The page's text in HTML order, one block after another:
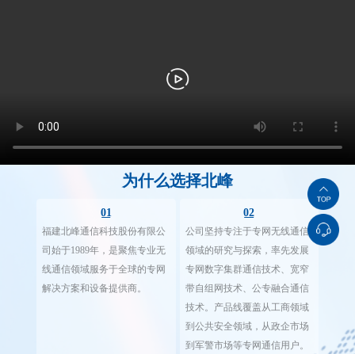
为什么选择北峰
01
福建北峰通信科技股份有限公
司始于1989年，是聚焦专业无
线通信领域服务于全球的专网
解决方案和设备提供商。
02
公司坚持专注于专网无线通信
领域的研究与探索，率先发展
专网数字集群通信技术、宽窄
带自组网技术、公专融合通信
技术。产品线覆盖从工商领域
到公共安全领域，从政企市场
到军警市场等专网通信用户。